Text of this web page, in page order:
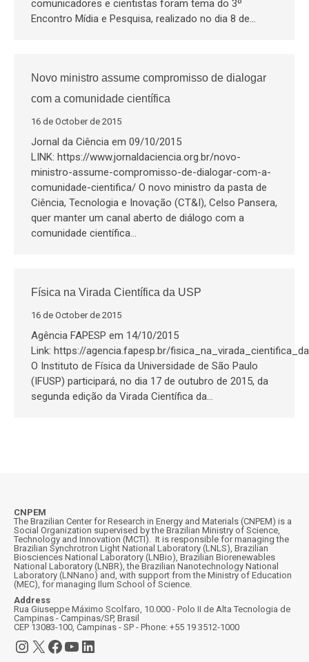
comunicadores e cientistas foram tema do 3º
Encontro Mídia e Pesquisa, realizado no dia 8 de…
Novo ministro assume compromisso de dialogar
com a comunidade científica
16 de October de 2015
Jornal da Ciência em 09/10/2015
LINK: https://www.jornaldaciencia.org.br/novo-
ministro-assume-compromisso-de-dialogar-com-a-
comunidade-cientifica/ O novo ministro da pasta de
Ciência, Tecnologia e Inovação (CT&I), Celso Pansera,
quer manter um canal aberto de diálogo com a
comunidade científica…
Física na Virada Científica da USP
16 de October de 2015
Agência FAPESP em 14/10/2015
Link: https://agencia.fapesp.br/
O Instituto de Física da Universidade de São Paulo
(IFUSP) participará, no dia 17 de outubro de 2015, da
segunda edição da Virada Científica da…
CNPEM
The Brazilian Center for Research in Energy and Materials (CNPEM) is a
Social Organization supervised by the Brazilian Ministry of Science,
Technology and Innovation (MCTI). It is responsible for managing the
Brazilian Synchrotron Light National Laboratory (LNLS), Brazilian
Biosciences National Laboratory (LNBio), Brazilian Biorenewables
National Laboratory (LNBR), the Brazilian Nanotechnology National
Laboratory (LNNano) and, with support from the Ministry of Education
(MEC), for managing Ilum School of Science.
Address
Rua Giuseppe Máximo Scolfaro, 10.000 - Polo II de Alta Tecnologia de
Campinas - Campinas/SP, Brasil
CEP 13083-100, Campinas - SP - Phone: +55 19 3512-1000
Instagram
X Facebook
YouTube
LinkedIn